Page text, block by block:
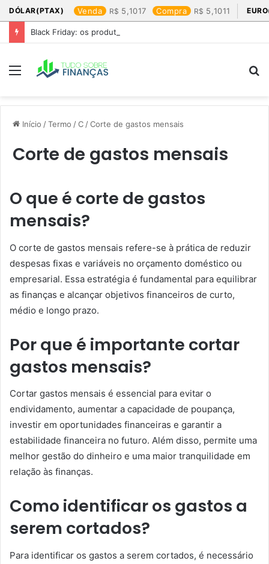
DÓLAR(PTAX) Venda 5,1017 Compra 5,1011
Black Friday: os produtos que mais valem a pena
Menu
Início /Termo /C /Corte de gastos mensais
Corte de gastos mensais
O que é corte de gastos
mensais?
O corte de gastos mensais refere-se à prática de reduzir
despesas fixas e variáveis no orçamento doméstico ou
empresarial. Essa estratégia é fundamental para equilibrar
as finanças e alcançar objetivos financeiros de curto,
médio e longo prazo.
Por que é importante cortar
gastos mensais?
Cortar gastos mensais é essencial para evitar o
endividamento, aumentar a capacidade de poupança,
investir em oportunidades financeiras e garantir a
estabilidade financeira no futuro. Além disso, permite uma
melhor gestão do dinheiro e uma maior tranquilidade em
relação às finanças.
Como identificar os gastos a
serem cortados?
Para identificar os gastos a serem cortados, é necessário